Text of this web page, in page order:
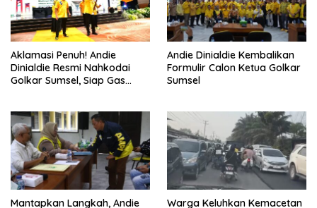
Aklamasi Penuh! Andie
Dinialdie Resmi Nahkodai
Golkar Sumsel, Siap Gas
Andie Dinialdie Kembalikan
Formulir Calon Ketua Golkar
Sumsel
Mantapkan Langkah, Andie
Warga Keluhkan Kemacetan